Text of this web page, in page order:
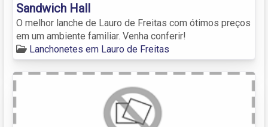
Sandwich Hall
O melhor lanche de Lauro de Freitas com ótimos preços
em um ambiente familiar. Venha conferir!
Lanchonetes em Lauro de Freitas